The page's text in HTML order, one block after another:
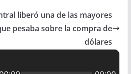
s
A
p
liberó una de las mayores
pesaba sobre la compra de
dólares